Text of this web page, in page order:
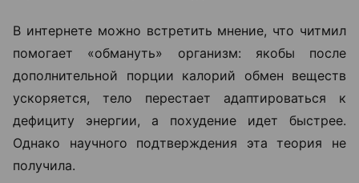
Зачем нужен читмил?
Само словоcheat meal переводится как «обманный
прием пищи». Обычно так называют заранее
запланированный прием еды, во время которого